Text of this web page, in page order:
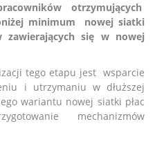
otrzymujących
minimum nowej siatki
zawierających się w nowej
tego etapu jest wsparcie
i utrzymaniu w dłuższej
wariantu nowej siatki płac
mechanizmów